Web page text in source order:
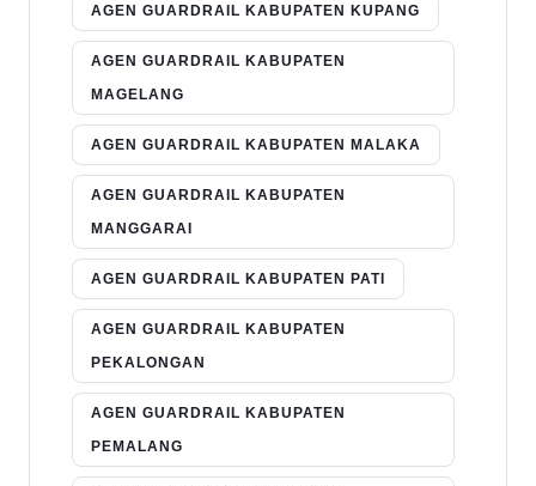
AGEN GUARDRAIL KABUPATEN KUPANG
AGEN GUARDRAIL KABUPATEN
MAGELANG
AGEN GUARDRAIL KABUPATEN MALAKA
AGEN GUARDRAIL KABUPATEN
MANGGARAI
AGEN GUARDRAIL KABUPATEN PATI
AGEN GUARDRAIL KABUPATEN
PEKALONGAN
AGEN GUARDRAIL KABUPATEN
PEMALANG